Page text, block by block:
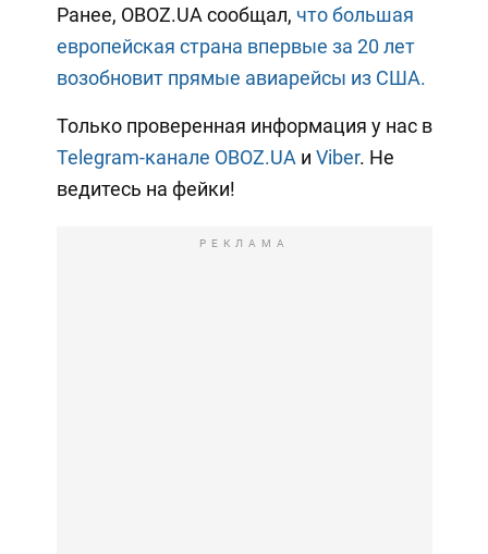
Ранее, OBOZ.UA сообщал, что большая
европейская страна впервые за 20 лет
возобновит прямые авиарейсы из США.
Только проверенная информация у нас в
Telegram-канале OBOZ.UA и Viber. Не
ведитесь на фейки!
РЕКЛАМА